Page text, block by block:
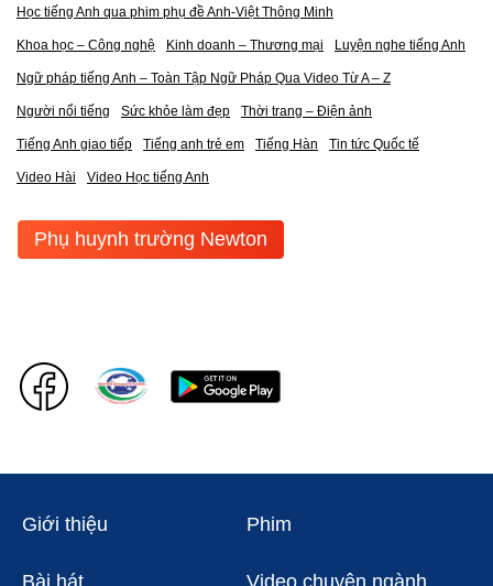
Học tiếng Anh qua phim phụ đề Anh-Việt Thông Minh
Khoa học – Công nghệ Kinh doanh – Thương mại Luyện nghe tiếng Anh
Ngữ pháp tiếng Anh – Toàn Tập Ngữ Pháp Qua Video Từ A – Z
Người nổi tiếng Sức khỏe làm đẹp Thời trang – Điện ảnh
Tiếng Anh giao tiếp Tiếng anh trẻ em Tiếng Hàn Tin tức Quốc tế
Video Hài Video Học tiếng Anh
Phụ huynh trường Newton
Giới thiệu Phim
Bài hát Video chuyên ngành